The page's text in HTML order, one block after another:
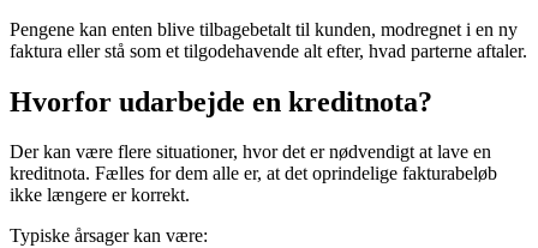
Pengene kan enten blive tilbagebetalt til kunden, modregnet i en ny
faktura eller stå som et tilgodehavende alt efter, hvad parterne aftaler.
Hvorfor udarbejde en kreditnota?
Der kan være flere situationer, hvor det er nødvendigt at lave en
kreditnota. Fælles for dem alle er, at det oprindelige fakturabeløb
ikke længere er korrekt.
Typiske årsager kan være: